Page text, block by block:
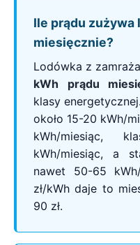
Ile prądu zużywa
miesięcznie?
Lodówka z
kWh prądu
klasy
około 15-20 kWh/
kWh/miesiąc,
kWh/miesiąc, a
nawet 50-65
zł/kWh daje to
90 zł.